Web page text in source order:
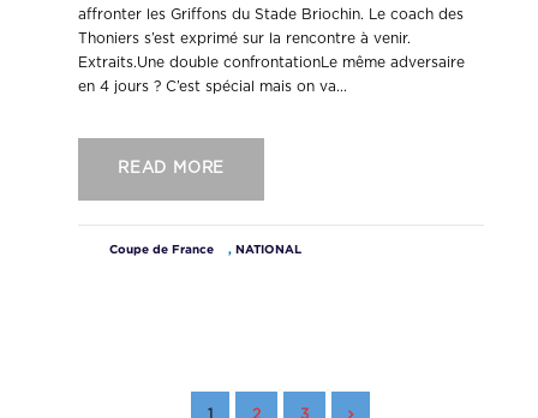
affronter les Griffons du Stade Briochin. Le coach des
Thoniers s’est exprimé sur la rencontre à venir.
Extraits.Une double confrontationLe même adversaire
en 4 jours ? C’est spécial mais on va...
READ MORE
Coupe de France , NATIONAL
1 2 3